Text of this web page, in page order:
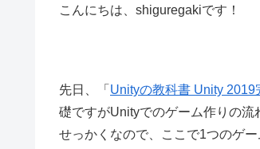
こんにちは、shiguregakiです！
先日、「 Unityの教科書 Unity
礎ですがUnityでのゲーム作りの流
せっかくなので、ここで1つのゲ